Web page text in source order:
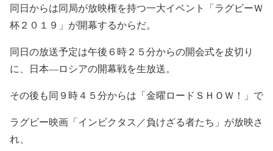
同日からは同局が放映権を持つ一大イベント「ラグビーＷ
杯２０１９」が開幕するからだ。
同日の放送予定は午後６時２５分からの開会式を皮切り
に、日本―ロシアの開幕戦を生放送。
その後も同９時４５分からは「金曜ロードＳＨＯＷ！」で
ラグビー映画「インビクタス／負けざる者たち」が放映さ
れ、